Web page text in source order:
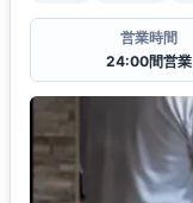
営業時間
24:00間営業